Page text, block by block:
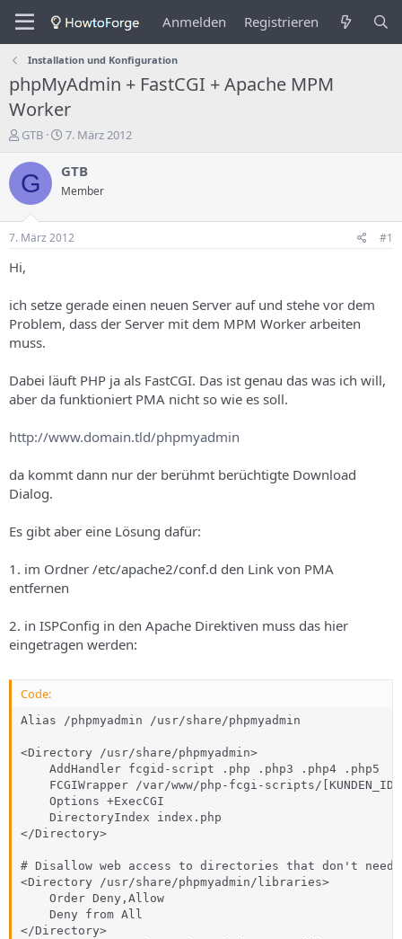
Anmelden Registrieren
Installation und Konfiguration
phpMyAdmin + FastCGI + Apache MPM
Worker
E
s
t
e
l
e
r
d
s
T
h
m
s
GTB
E
s
e
l
u
d
a
m
7. März 2012
G GTB
Member
7. März 2012 #1
Hi,
ich setze gerade einen neuen Server auf und stehe vor dem
Problem, dass der Server mit dem MPM Worker arbeiten
muss.
Dabei läuft PHP ja als FastCGI. Das ist genau das was ich will,
aber da funktioniert PMA nicht so wie es soll.
http://www.domain.tld/phpmyadmin
da kommt dann nur der berühmt berüchtigte Download
Dialog.
Es gibt aber eine Lösung dafür:
1. im Ordner /etc/apache2/conf.d den Link von PMA
entfernen
2. in ISPConfig in den Apache Direktiven muss das hier
eingetragen werden:
Code:
Alias /phpmyadmin /usr/share/phpmyadmin
<Directory /usr/share/phpmyadmin>
    AddHandler fcgid-script .php .php3 .php4 .php5
FCGIWrapper /var/www/php-fcgi-scripts/
    Options +ExecCGI
    DirectoryIndex index.php
</Directory>
# Disallow web access to directories that don't
<Directory /usr/share/phpmyadmin/libraries>
    Order Deny,Allow
    Deny from All
</Directory>